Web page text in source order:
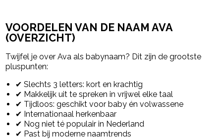
VOORDELEN VAN DE NAAM AVA
(OVERZICHT)
Twijfel je over Ava als babynaam? Dit zijn de grootste
pluspunten:
✔ Slechts 3 letters: kort en krachtig
✔ Makkelijk uit te spreken in vrijwel elke taal
✔ Tijdloos: geschikt voor baby én volwassene
✔ Internationaal herkenbaar
✔ Nog niet té populair in Nederland
✔ Past bij moderne naamtrends